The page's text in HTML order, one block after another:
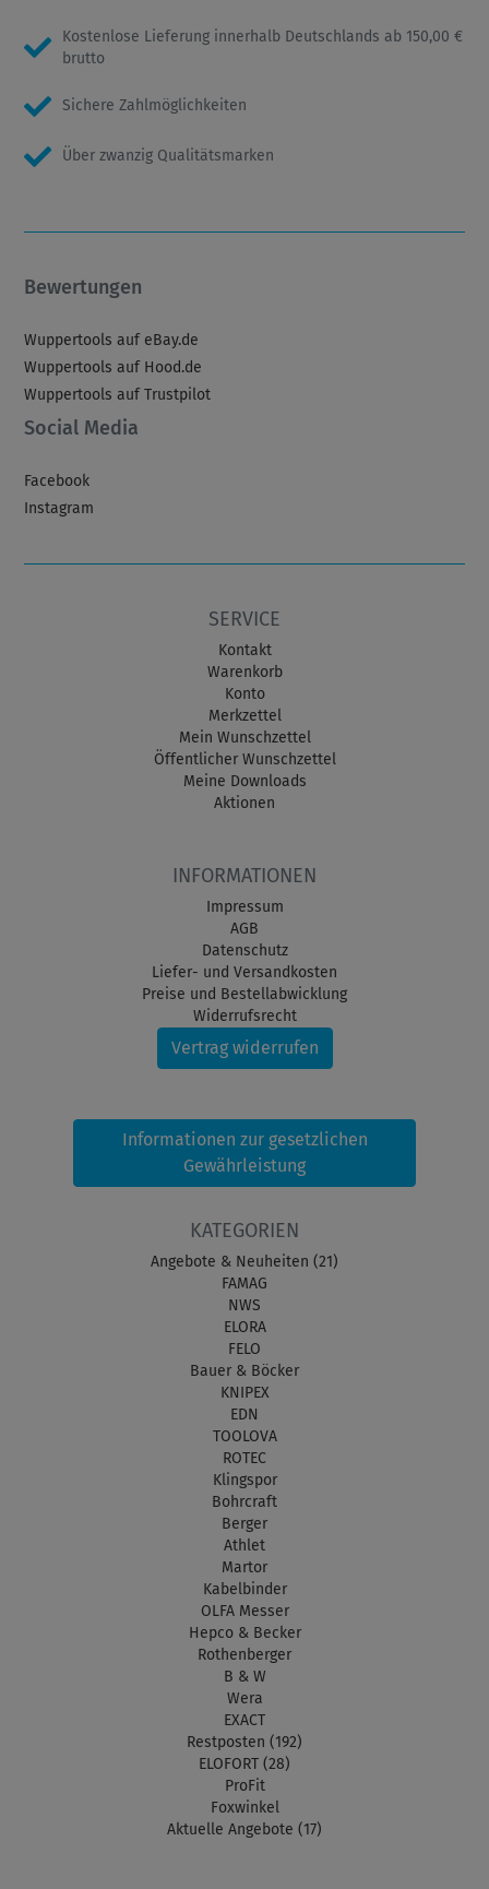
Kostenlose Lieferung innerhalb Deutschlands ab 150,00 €
brutto
Sichere Zahlmöglichkeiten
Über zwanzig Qualitätsmarken
Bewertungen
Wuppertools auf eBay.de
Wuppertools auf Hood.de
Wuppertools auf Trustpilot
Social Media
Facebook
Instagram
SERVICE
Kontakt
Warenkorb
Konto
Merkzettel
Mein Wunschzettel
Öffentlicher Wunschzettel
Meine Downloads
Aktionen
INFORMATIONEN
Impressum
AGB
Datenschutz
Liefer- und Versandkosten
Preise und Bestellabwicklung
Widerrufsrecht
Vertrag widerrufen
Informationen zur gesetzlichen
Gewährleistung
KATEGORIEN
Angebote & Neuheiten (21)
FAMAG
NWS
ELORA
FELO
Bauer & Böcker
KNIPEX
EDN
TOOLOVA
ROTEC
Klingspor
Bohrcraft
Berger
Athlet
Martor
Kabelbinder
OLFA Messer
Hepco & Becker
Rothenberger
B & W
Wera
EXACT
Restposten (192)
ELOFORT (28)
ProFit
Foxwinkel
Aktuelle Angebote (17)